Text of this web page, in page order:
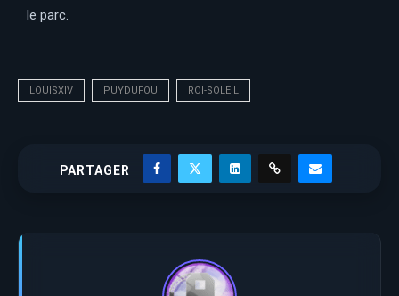
le parc.
LOUISXIV PUYDUFOU ROI-SOLEIL
PARTAGER